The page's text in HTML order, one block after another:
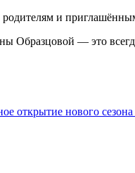
и
— это
открытие нового